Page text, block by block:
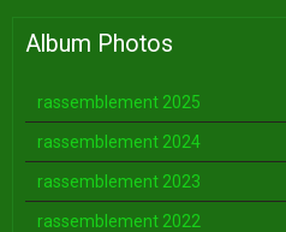
Album Photos
rassemblement 2025
rassemblement 2024
rassemblement 2023
rassemblement 2022